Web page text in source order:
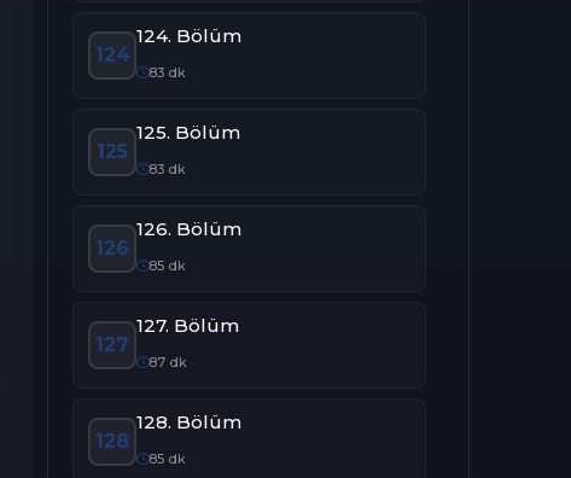
124
124. Bölüm
83 dk
125
125. Bölüm
83 dk
126
126. Bölüm
85 dk
127
127. Bölüm
87 dk
128
128. Bölüm
85 dk